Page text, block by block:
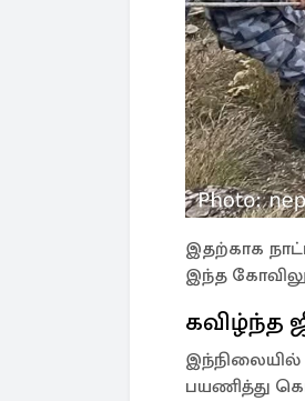
இதற்காக
இந்த
கவிழ்ந்த
இந்நிலையில்
பயணித்து